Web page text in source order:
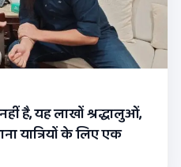
है, यह लाखों श्रद्धालुओं,
यात्रियों के लिए एक